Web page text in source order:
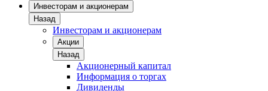
Инвесторам и акционерам
Назад
Инвесторам и акционерам
Акции
Назад
Акционерный капитал
Информация о торгах
Дивиденды